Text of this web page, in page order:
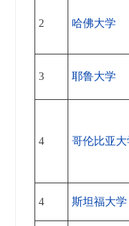
2 哈佛大学
3 耶鲁大学
4 哥伦比亚大
4 斯坦福大学